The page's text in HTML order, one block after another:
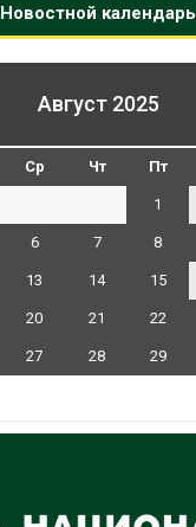
Новостной календарь
Август 2025
Ср Чт Пт
1
6 7 8
13 14 15
20 21 22
27 28 29